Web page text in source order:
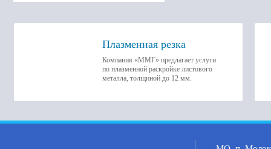
Плазменная резка
Компания «ММГ» предлагает услуги
по плазменной раскройке листового
металла, толщиной до 12 мм.